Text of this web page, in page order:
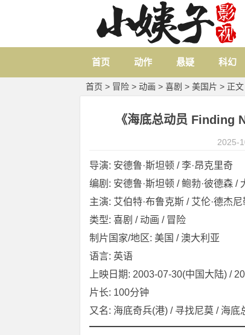
首页 动作 悬疑 科幻
首页 > 冒险 > 动画 > 喜剧 > 美国片 > 正文
《海底总动员 Finding
2025-
导演: 安德鲁·斯坦顿 / 李·昂克里奇
编剧: 安德鲁·斯坦顿 / 鲍勃·彼德森 /
主演: 艾伯特·布鲁克斯 / 艾伦·德杰
类型: 喜剧 / 动画 / 冒险
制片国家/地区: 美国 / 澳大利亚
语言: 英语
上映日期: 2003-07-30(中国大陆) /
片长: 100分钟
又名: 海底奇兵(港) / 寻找尼莫 / 海